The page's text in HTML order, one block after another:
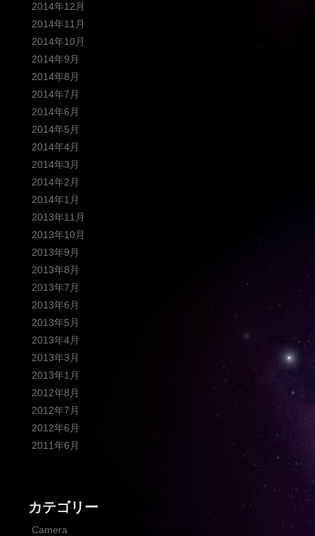
2014年12月
2014年11月
2014年10月
2014年9月
2014年8月
2014年7月
2014年6月
2014年5月
2014年4月
2014年3月
2014年2月
2014年1月
2013年11月
2013年10月
2013年9月
2013年8月
2013年7月
2013年6月
2013年5月
2013年4月
2013年3月
2013年1月
2012年8月
2012年7月
2012年6月
2011年6月
カテゴリー
Camera